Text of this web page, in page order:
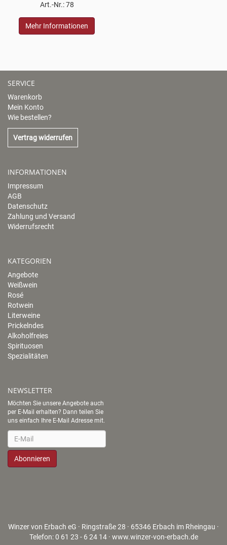
Art.-Nr.: 78
Mehr Informationen
SERVICE
Warenkorb
Mein Konto
Wie bestellen?
Vertrag widerrufen
INFORMATIONEN
Impressum
AGB
Datenschutz
Zahlung und Versand
Widerrufsrecht
KATEGORIEN
Angebote
Weißwein
Rosé
Rotwein
Literweine
Prickelndes
Alkoholfreies
Spirituosen
Spezialitäten
NEWSLETTER
Möchten Sie unsere Angebote auch
per E-Mail erhalten? Dann teilen Sie
uns einfach Ihre E-Mail Adresse mit.
Newsletter
Abonnieren
Winzer von Erbach eG · Ringstraße 28 · 65346 Erbach im Rheingau ·
Telefon: 0 61 23 - 6 24 14 · www.winzer-von-erbach.de